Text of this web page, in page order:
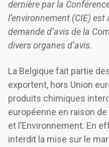
dernière par la
l’environnement (CIE)
demande d’avis de la
divers organes d’avis.
La Belgique fait partie
exportent, hors Union
produits chimiques
européenne en raison
et l’Environnement. En
interdit la mise sur le